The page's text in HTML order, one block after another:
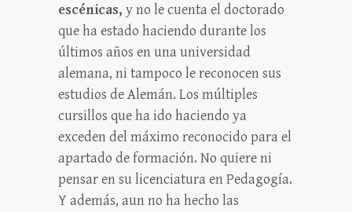
escénicas, y no le cuenta el doctorado
que ha estado haciendo durante los
últimos años en una universidad
alemana, ni tampoco le reconocen sus
estudios de Alemán. Los múltiples
cursillos que ha ido haciendo ya
exceden del máximo reconocido para el
apartado de formación. No quiere ni
pensar en su licenciatura en Pedagogía.
Y además, aun no ha hecho las